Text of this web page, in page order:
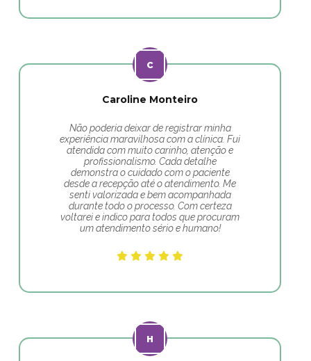
Caroline Monteiro
Não poderia deixar de registrar minha
experiência maravilhosa com a clínica. Fui
atendida com muito carinho, atenção e
profissionalismo. Cada detalhe
demonstra o cuidado com o paciente
desde a recepção até o atendimento. Me
senti valorizada e bem acompanhada
durante todo o processo. Com certeza
voltarei e indico para todos que procuram
um atendimento sério e humano!